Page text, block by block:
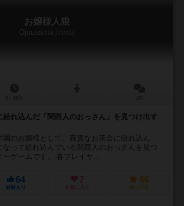
お嬢様人狼
Ojousama jinrou
紛れ込んだ「関西人のおっさん」を見つけ出す
園のお嬢様として、高貴なお茶会に紛れ込ん
なって紛れ込んでいる関西人のおっさんを見つ
ゲームです。 各プレイヤ...
64
経験あり
7
お気に入り
66
持ってる